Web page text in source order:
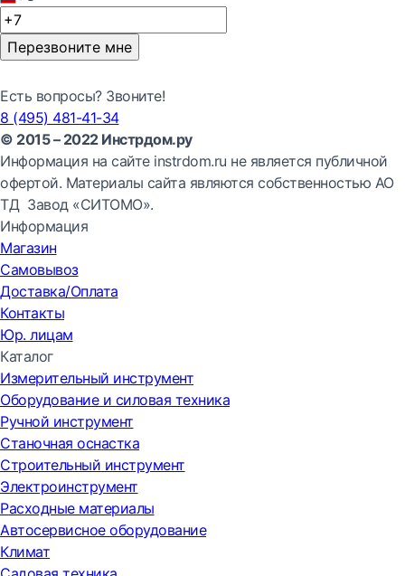
Перезвоните мне
Есть вопросы? Звоните!
8 (495) 481-41-34
© 2015 – 2022 Инстрдом.ру
Информация на сайте instrdom.ru не является публичной
офертой. Материалы сайта являются собственностью АО
ТД Завод «СИТОМО».
Информация
Магазин
Самовывоз
Доставка/Оплата
Контакты
Юр. лицам
Каталог
Измерительный инструмент
Оборудование и силовая техника
Ручной инструмент
Станочная оснастка
Строительный инструмент
Электроинструмент
Расходные материалы
Автосервисное оборудование
Климат